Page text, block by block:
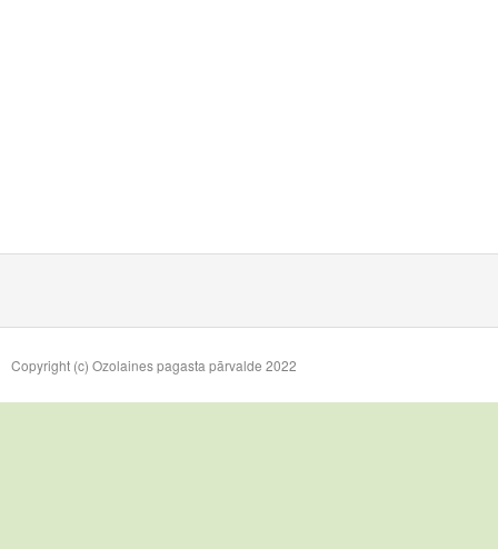
Copyright (c) Ozolaines pagasta pārvalde 2022